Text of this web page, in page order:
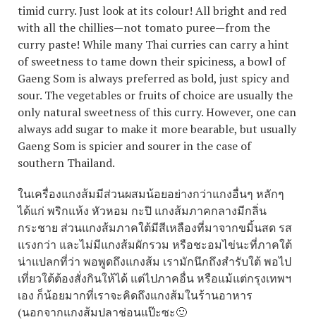
timid curry. Just look at its colour! All bright and red
with all the chillies—not tomato puree—from the
curry paste! While many Thai curries can carry a hint
of sweetness to tame down their spiciness, a bowl of
Gaeng Som is always preferred as bold, just spicy and
sour. The vegetables or fruits of choice are usually the
only natural sweetness of this curry. However, one can
always add sugar to make it more bearable, but usually
Gaeng Som is spicier and sourer in the case of
southern Thailand.
ในเครื่องแกงส้มมีส่วนผสมน้อยอย่างกว่าแกงอื่นๆ หลักๆ
ได้แก่ พริกแห้ง หัวหอม กะปิ แกงส้มภาคกลางมีกลิ่น
กระชาย ส่วนแกงส้มภาคใต้มีสีเหลืองที่มาจากขมิ้นสด รส
แรงกว่า และไม่มีแกงส้มผักรวม หรือชะอมไข่นะที่ภาคใต้
น่าแปลกที่ว่า พอพูดถึงแกงส้ม เรามักนึกถึงสำรับใต้ พอไป
เที่ยวใต้ต้องสั่งกินให้ได้ แต่ไปภาคอื่น หรือแม้แต่กรุงเทพฯ
เอง ก็น้อยมากที่เราจะคิดถึงแกงส้มในร้านอาหาร
(นอกจากแกงส้มปลาช่อนแป๊ะซะ🙂